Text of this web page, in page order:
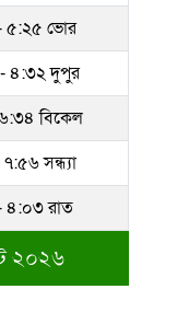
গড়েছেন
রহমান
রাজউকের
মোবাইল
১ জিবি ফ্রি
৫:২৫ ভোর
৪:৩২ দুপুর
বিকেল
সন্ধ্যা
৪:০৩ রাত
২০২৬